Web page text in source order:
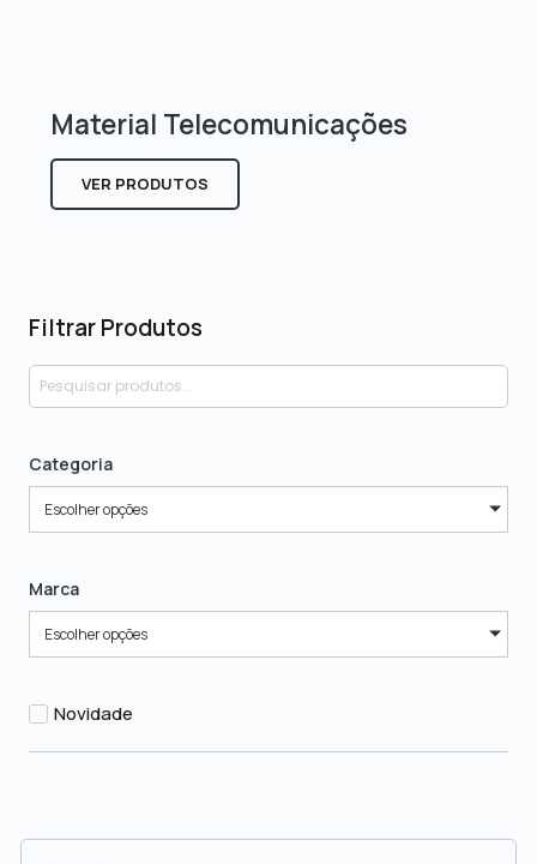
Filtrar Produtos
Categoria
Escolher opções
Marca
Escolher opções
Novidade
Material Telecomunicações
VER PRODUTOS